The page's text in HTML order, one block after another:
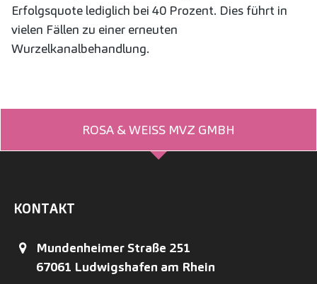
Erfolgsquote lediglich bei 40 Prozent. Dies führt in
vielen Fällen zu einer erneuten
Wurzelkanalbehandlung.
ROSA & WEISS MVZ GMBH
KONTAKT
Mundenheimer Straße 251
67061 Ludwigshafen am Rhein